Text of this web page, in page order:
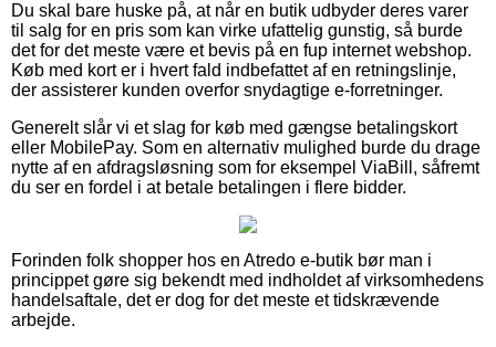
Du skal bare huske på, at når en butik udbyder deres varer
til salg for en pris som kan virke ufattelig gunstig, så burde
det for det meste være et bevis på en fup internet webshop.
Køb med kort er i hvert fald indbefattet af en retningslinje,
der assisterer kunden overfor snydagtige e-forretninger.
Generelt slår vi et slag for køb med gængse betalingskort
eller MobilePay. Som en alternativ mulighed burde du drage
nytte af en afdragsløsning som for eksempel ViaBill, såfremt
du ser en fordel i at betale betalingen i flere bidder.
Forinden folk shopper hos en Atredo e-butik bør man i
princippet gøre sig bekendt med indholdet af virksomhedens
handelsaftale, det er dog for det meste et tidskrævende
arbejde.